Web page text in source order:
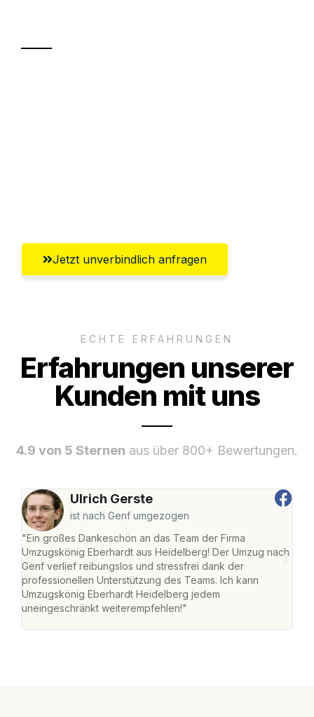
Jetzt unverbindlich anfragen
ECHTE ERFAHRUNGEN
Erfahrungen unserer
Kunden mit uns
4.9 von 5 Sternen aus über 800+ Bewertungen.
Ulrich Gerste
ist nach Genf umgezogen
"Ein großes Dankeschön an das Team der Firma
Umzugskönig Eberhardt aus Heidelberg! Der Umzug nach
Genf verlief reibungslos und stressfrei dank der
professionellen Unterstützung des Teams. Ich kann
Umzugskönig Eberhardt Heidelberg jedem
uneingeschränkt weiterempfehlen!"